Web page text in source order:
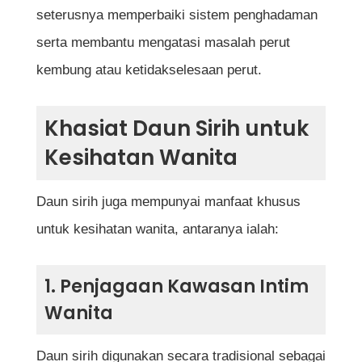
seterusnya memperbaiki sistem penghadaman
serta membantu mengatasi masalah perut
kembung atau ketidakselesaan perut.
Khasiat Daun Sirih untuk
Kesihatan Wanita
Daun sirih juga mempunyai manfaat khusus
untuk kesihatan wanita, antaranya ialah:
1. Penjagaan Kawasan Intim
Wanita
Daun sirih digunakan secara tradisional sebagai